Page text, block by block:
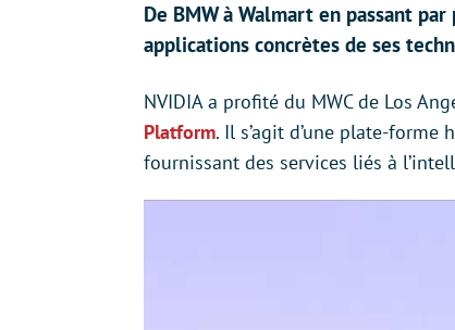
De BMW à Walmart en passant
applications concrètes de ses
NVIDIA a profité du MWC de Los
Platform. Il s’agit d’une plate-
fournissant des services liés à